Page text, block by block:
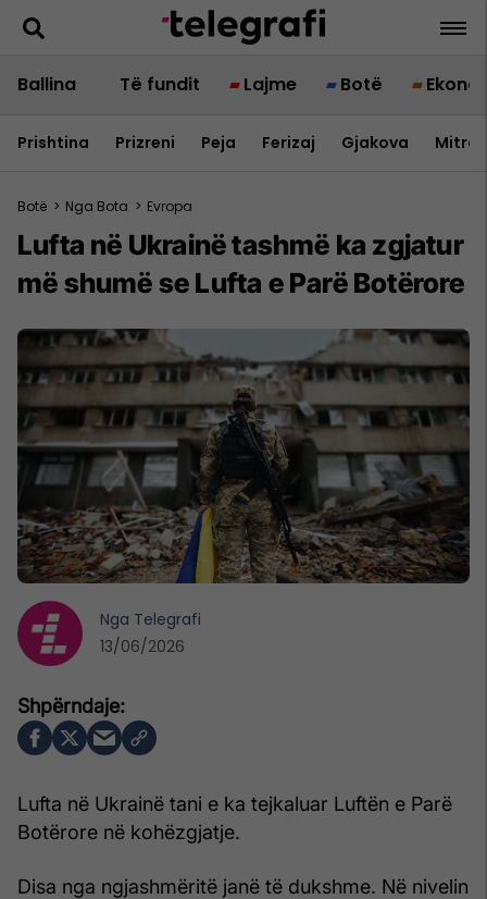
Ballina Të fundit Lajme Botë
Prishtina Prizreni Peja Ferizaj Gjakova
Botë > Nga Bota > Evropa
Lufta në Ukrainë tashmë ka zgjatur
më shumë se Lufta e Parë Botërore
Lufta në Ukrainë tani e ka tejkaluar Luftën e Parë
Botërore në kohëzgjatje.
Disa nga ngjashmëritë janë të dukshme. Në nivelin
Nga Telegrafi
13/06/2026